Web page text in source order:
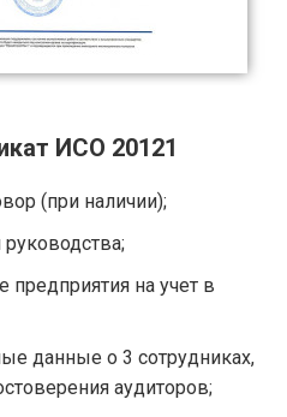
ИСО 20121
(при наличии);
руководства;
предприятия на учет в
данные о 3 сотрудниках,
аудиторов;